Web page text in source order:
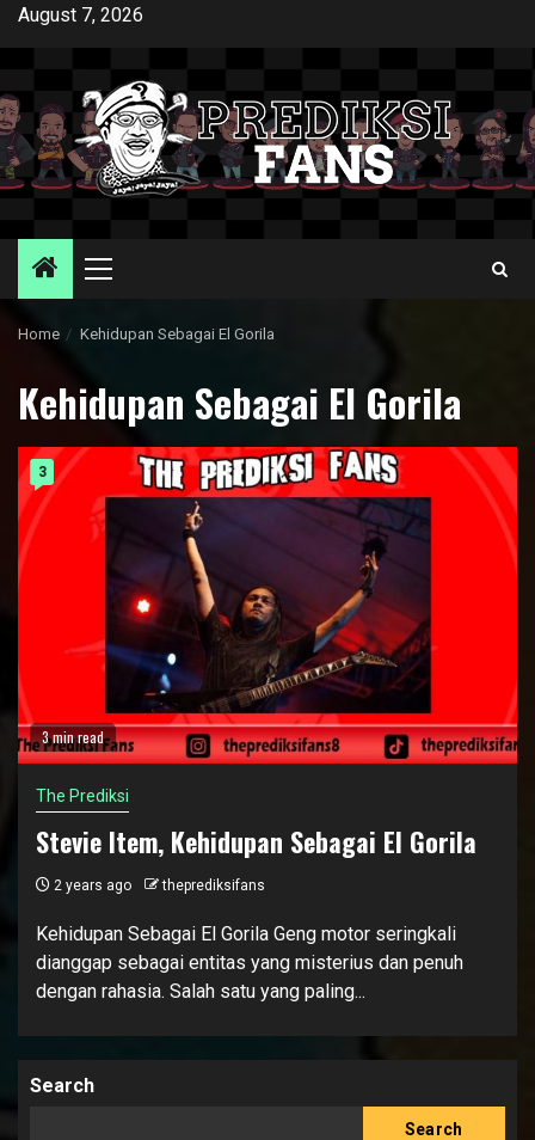
SkipAugust 7, 2026
Primary
Home Kehidupan Sebagai El Gorila
Kehidupan Sebagai El Gorila
3 min read
3
The Prediksi
Stevie Item, Kehidupan Sebagai El Gorila
2 years ago theprediksifans
Kehidupan Sebagai El Gorila Geng motor seringkali
dianggap sebagai entitas yang misterius dan penuh
dengan rahasia. Salah satu yang paling...
Search
Search